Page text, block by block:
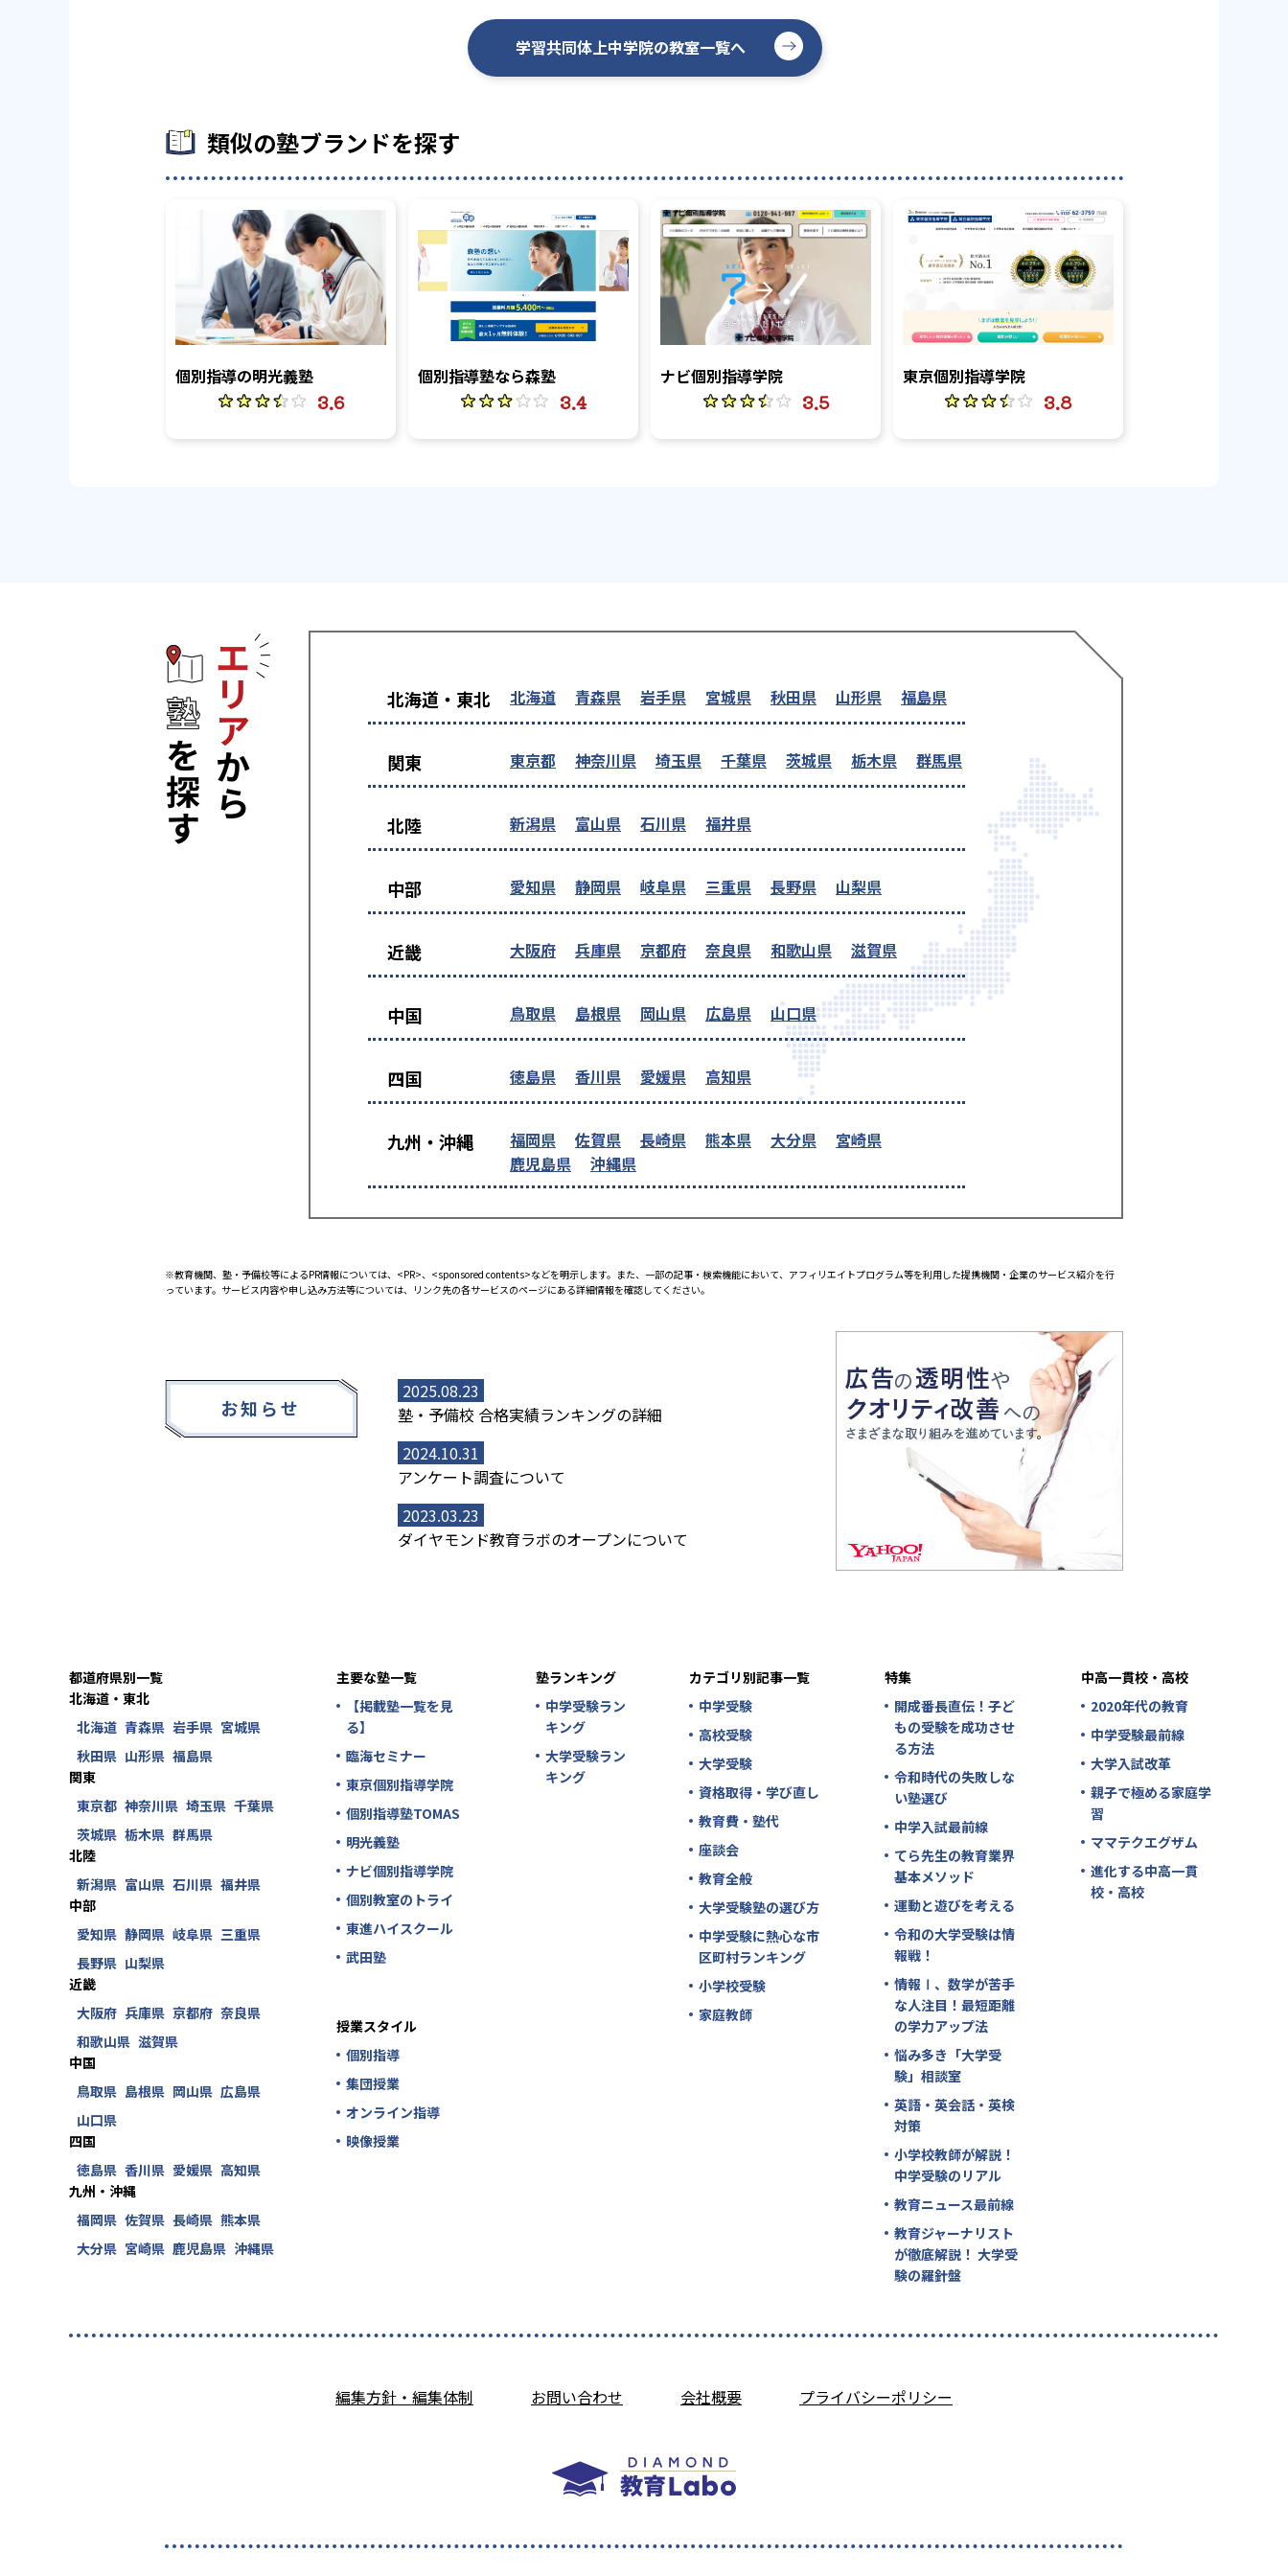
学習共同体上中学院の教室一覧へ
類似の塾ブランドを探す
個別指導の明光義塾
3.6
個別指導塾なら森塾
3.4
ナビ個別指導学院
3.5
東京個別指導学院
3.8
北海道・東北 北海道 青森県 岩手県 宮城県 秋田県 山形県 福島県
関東 東京都 神奈川県 埼玉県 千葉県 茨城県 栃木県 群馬県
北陸 新潟県 富山県 石川県 福井県
中部 愛知県 静岡県 岐阜県 三重県 長野県 山梨県
近畿 大阪府 兵庫県 京都府 奈良県 和歌山県 滋賀県
中国 鳥取県 島根県 岡山県 広島県 山口県
四国 徳島県 香川県 愛媛県 高知県
九州・沖縄 福岡県 佐賀県 長崎県 熊本県 大分県
宮崎県
鹿児島県
沖縄県
※教育機関、塾・予備校等によるPR情報については、<PR>、<sponsored contents>などを明示します。また、一部の記事・検索機能において、アフィリエイトプログラム等を利用した提携機関・企業のサービス紹介を行
っています。サービス内容や申し込み方法等については、リンク先の各サービスのページにある詳細情報を確認してください。
お知らせ
2025.08.23
塾・予備校 合格実績ランキングの詳細
2024.10.31
アンケート調査について
2023.03.23
ダイヤモンド教育ラボのオープンについて
都道府県別一覧
北海道・東北
北海道 青森県 岩手県 宮城県
秋田県 山形県 福島県
関東
東京都 神奈川県 埼玉県 千葉県
茨城県 栃木県 群馬県
北陸
新潟県 富山県 石川県 福井県
中部
愛知県 静岡県 岐阜県 三重県
長野県 山梨県
近畿
大阪府 兵庫県 京都府 奈良県
和歌山県 滋賀県
中国
鳥取県 島根県 岡山県 広島県
山口県
四国
徳島県 香川県 愛媛県 高知県
九州・沖縄
福岡県 佐賀県 長崎県 熊本県
大分県 宮崎県 鹿児島県 沖縄県
主要な塾一覧
【掲載塾一覧を見
る】
臨海セミナー
東京個別指導学院
個別指導塾TOMAS
明光義塾
ナビ個別指導学院
個別教室のトライ
東進ハイスクール
武田塾
授業スタイル
個別指導
集団授業
オンライン指導
映像授業
塾ランキング
中学受験ラン
キング
大学受験ラン
キング
カテゴリ別記事一覧
中学受験
高校受験
大学受験
資格取得・学び直し
教育費・塾代
座談会
教育全般
大学受験塾の選び方
中学受験に熱心な市
区町村ランキング
小学校受験
家庭教師
特集
開成番長直伝！子ど
もの受験を成功させ
る方法
令和時代の失敗しな
い塾選び
中学入試最前線
てら先生の教育業界
基本メソッド
運動と遊びを考える
令和の大学受験は情
報戦！
情報Ⅰ、数学が苦手
な人注目！最短距離
の学力アップ法
悩み多き「大学受
験」相談室
英語・英会話・英検
対策
小学校教師が解説！
中学受験のリアル
教育ニュース最前線
教育ジャーナリスト
が徹底解説！ 大学受
験の羅針盤
中高一貫校・高校
2020年代の教育
中学受験最前線
大学入試改革
親子で極める家庭学
習
ママテクエグザム
進化する中高一貫
校・高校
編集方針・編集体制 お問い合わせ 会社概要 プライバシーポリシー